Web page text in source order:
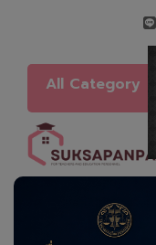
All Category